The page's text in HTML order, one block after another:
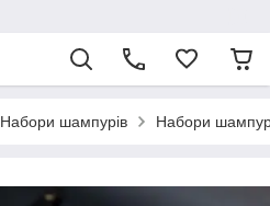
Набори шампурів Набори